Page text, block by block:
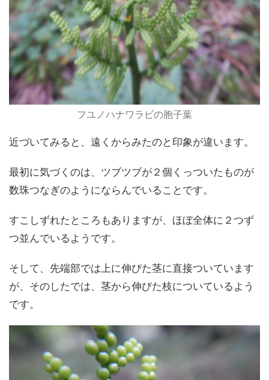
フユノハナワラビの胞子葉
近づいてみると、遠くからみたのと印象が違います。
最初に気づくのは、ツブツブが２個くっついたものが
数珠つなぎのようにならんでいることです。
すこしずれたところもありますが、ほぼ全体に２つず
つ並んでいるようです。
そして、先端部では上に伸びた茎に直接ついています
が、そのしたでは、茎から伸びた枝についているよう
です。